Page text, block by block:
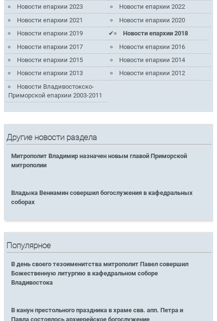
Новости епархии 2023
Новости епархии 2022
Новости епархии 2021
Новости епархии 2020
Новости епархии 2019
Новости епархии 2018
Новости епархии 2017
Новости епархии 2016
Новости епархии 2015
Новости епархии 2014
Новости епархии 2013
Новости епархии 2012
Новости Владивостокско-
Приморской епархии 2003-2011
Другие новости раздела
Митрополит Владимир назначен новым главой Приморской
митрополии
Владыка Вениамин совершил богослужения в кафедральных
соборах
Популярное
В день своего тезоименитства митрополит Павел совершил
Божественную литургию в кафедральном соборе
Владивостока
В канун престольного праздника в храме свв. апп. Петра и
Павла состоялось архиерейское богослужение